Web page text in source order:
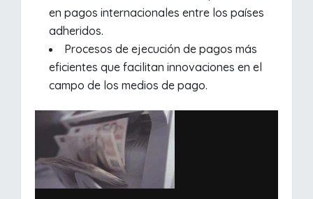
en pagos internacionales entre los países
adheridos.
Procesos de ejecución de pagos más
eficientes que facilitan innovaciones en el
campo de los medios de pago.